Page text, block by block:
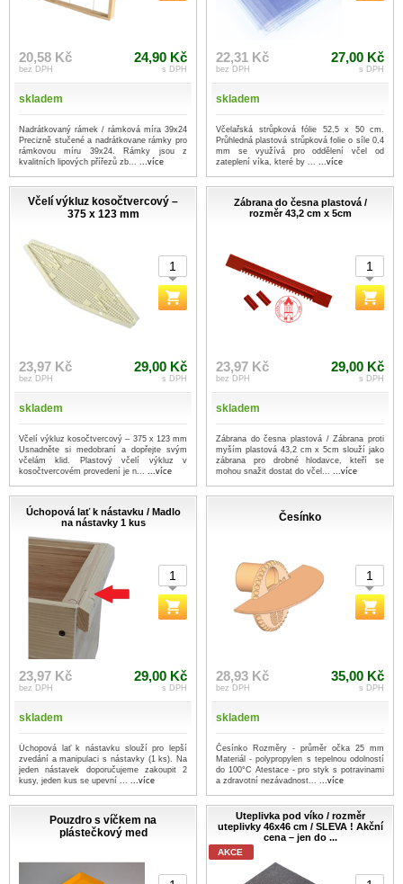
20,58 Kč
bez DPH
24,90 Kč
s DPH
skladem
Nadrátkovaný rámek / rámková míra 39x24
Precizně stučené a nadrátkovane rámky pro
rámkovou míru 39x24. Rámky jsou z
kvalitních lipových přířezů zb... ...více
22,31 Kč
bez DPH
27,00 Kč
s DPH
skladem
Včelařská strůpková fólie 52,5 x 50 cm.
Průhledná plastová strůpková folie o síle 0,4
mm se využívá pro oddělení včel od
zateplení víka, které by ... ...více
Včelí výkluz kosočtvercový –
375 x 123 mm
23,97 Kč
bez DPH
29,00 Kč
s DPH
skladem
Včelí výkluz kosočtvercový – 375 x 123 mm
Usnadněte si medobraní a dopřejte svým
včelám klid. Plastový včelí výkluz v
kosočtvercovém provedení je n... ...více
Zábrana do česna plastová /
rozměr 43,2 cm x 5cm
23,97 Kč
bez DPH
29,00 Kč
s DPH
skladem
Zábrana do česna plastová / Zábrana proti
myším plastová 43,2 cm x 5cm slouží jako
zábrana pro drobné hlodavce, kteří se
mohou snažit dostat do včel... ...více
Úchopová lať k nástavku / Madlo
na nástavky 1 kus
23,97 Kč
bez DPH
29,00 Kč
s DPH
skladem
Úchopová lať k nástavku slouží pro lepší
zvedání a manipulaci s nástavky (1 ks). Na
jeden nástavek doporučujeme zakoupit 2
kusy, jeden kus se upevní ... ...více
Česínko
28,93 Kč
bez DPH
35,00 Kč
s DPH
skladem
Česínko Rozměry - průměr očka 25 mm
Materiál - polypropylen s tepelnou odolností
do 100°C Atestace - pro styk s potravinami
a zdravotní nezávadnost... ...více
Pouzdro s víčkem na
plástečkový med
Uteplivka pod víko / rozměr
uteplivky 46x46 cm / SLEVA ! Akční
cena – jen do ...
AKCE